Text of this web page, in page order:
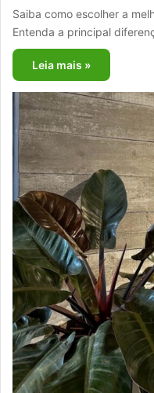
Saiba como escolher a
Entenda a principal
Leia mais »